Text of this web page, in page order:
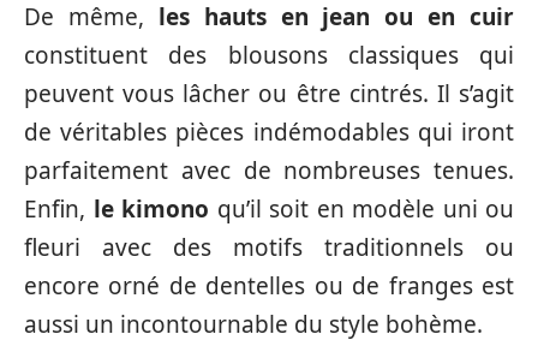
De même, les hauts en jean ou en cuir
constituent des blousons classiques qui
peuvent vous lâcher ou être cintrés. Il s’agit
de véritables pièces indémodables qui iront
parfaitement avec de nombreuses tenues.
Enfin, le kimono qu’il soit en modèle uni ou
fleuri avec des motifs traditionnels ou
encore orné de dentelles ou de franges est
aussi un incontournable du style bohème.